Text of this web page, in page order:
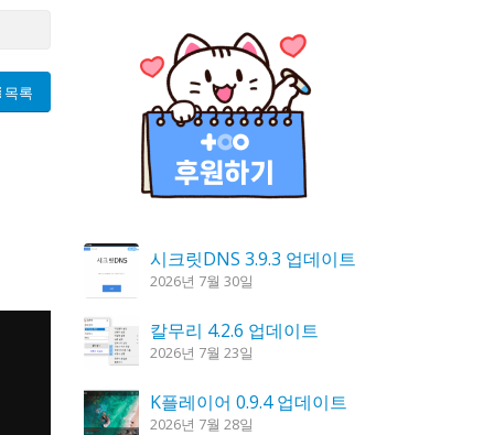
목록
시크릿DNS 3.9.3 업데이트
2026년 7월 30일
칼무리 4.2.6 업데이트
2026년 7월 23일
K플레이어 0.9.4 업데이트
2026년 7월 28일